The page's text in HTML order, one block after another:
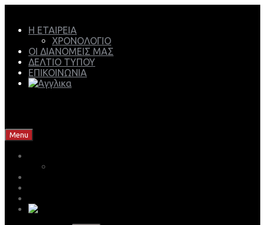
Η ΕΤΑΙΡΕΙΑ
ΧΡΟΝΟΛΟΓΙΟ
ΟΙ ΔΙΑΝΟΜΕΙΣ ΜΑΣ
ΔΕΛΤΙΟ ΤΥΠΟΥ
ΕΠΙΚΟΙΝΩΝΙΑ
Menu